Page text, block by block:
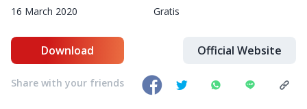
16 March 2020 Gratis
Download Official Website
Share with your friends